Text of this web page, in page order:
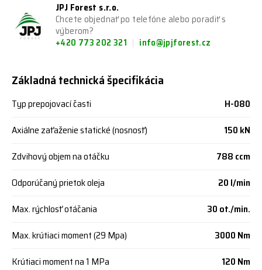
JPJ Forest s.r.o.
Chcete objednať po telefóne alebo poradiť s
výberom?
+420 773 202 321
info@jpjforest.cz
Základná technická špecifikácia
Typ prepojovací časti
H-080
Axiálne zaťaženie statické (nosnosť)
150 kN
Zdvihový objem na otáčku
788 ccm
Odporúčaný prietok oleja
20 l/min
Max. rýchlosť otáčania
30 ot./min.
Max. krútiaci moment (29 Mpa)
3000 Nm
Krútiaci moment na 1 MPa
120 Nm